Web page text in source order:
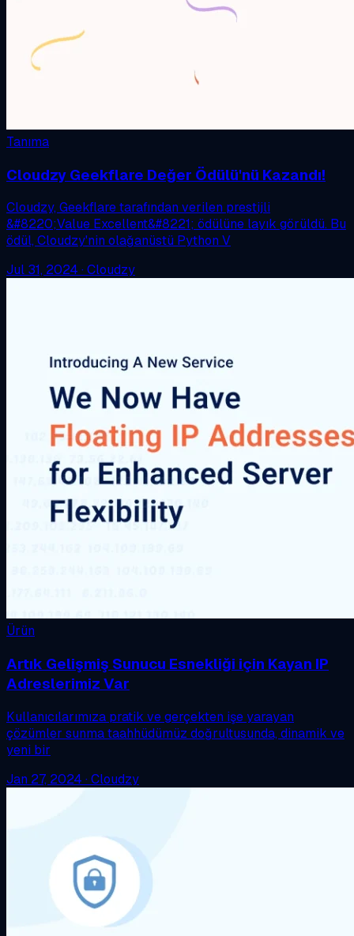
Tanıma
Cloudzy Geekflare Değer Ödülü'nü Kazandı!
Cloudzy, Geekflare tarafından verilen prestijli
&#8220;Value Excellent&#8221; ödülüne layık görüldü. Bu
ödül, Cloudzy'nin olağanüstü Python V
Jul 31, 2024 · Cloudzy
Ürün
Artık Gelişmiş Sunucu Esnekliği için Kayan IP
Adreslerimiz Var
Kullanıcılarımıza pratik ve gerçekten işe yarayan
çözümler sunma taahhüdümüz doğrultusunda, dinamik ve
yeni bir
Jan 27, 2024 · Cloudzy